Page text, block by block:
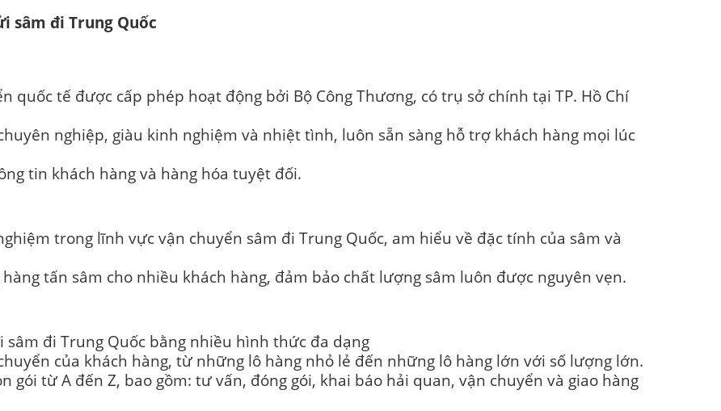
sâm đi Trung Quốc
quốc tế được cấp phép hoạt động bởi Bộ Công Thương, có trụ sở chính tại TP. Hồ Chí
nghiệp, giàu kinh nghiệm và nhiệt tình, luôn sẵn sàng hỗ trợ khách hàng mọi lúc
tin khách hàng và hàng hóa tuyệt đối.
trong lĩnh vực vận chuyển sâm đi Trung Quốc, am hiểu về đặc tính của sâm và
tấn sâm cho nhiều khách hàng, đảm bảo chất lượng sâm luôn được nguyên vẹn.
sâm đi Trung Quốc bằng nhiều hình thức đa dạng
của khách hàng, từ những lô hàng nhỏ lẻ đến những lô hàng lớn với số lượng lớn.
gói từ A đến Z, bao gồm: tư vấn, đóng gói, khai báo hải quan, vận chuyển và giao hàng